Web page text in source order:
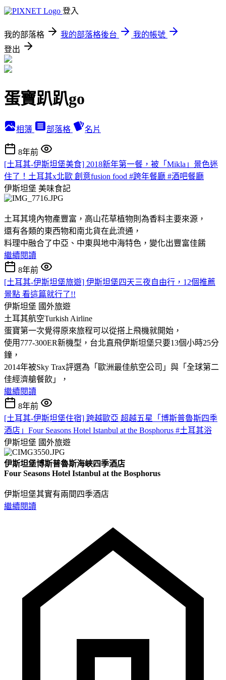
登入
我的部落格 我的部落格後台
我的帳號
登出
蛋寶趴趴go
相簿 部落格 名片
8年前
[土耳其-伊斯坦堡美食] 2018新年第一餐，被「Mikla」景色迷
住了！土耳其x北歐 創意fusion food #跨年餐廳 #酒吧餐廳
伊斯坦堡 美味食記
土耳其境內物產豐富，高山花草植物則為香料主要來源，
還有各類的東西物和南北貨在此流通，
料理中融合了中亞、中東與地中海特色，變化出豐富佳餚
繼續閱讀
8年前
[土耳其-伊斯坦堡旅遊] 伊斯坦堡四天三夜自由行，12個推薦
景點 看這篇就行了!!
伊斯坦堡 國外旅遊
土耳其航空Turkish Airline
蛋寶第一次覺得原來旅程可以從搭上飛機就開始 ，
使用777-300ER新機型，台北直飛伊斯坦堡只要13個小時25分
鐘，
2014年被Sky Trax評選為「歐洲最佳航空公司」與「全球第二
佳經濟艙餐飲」，
繼續閱讀
8年前
[土耳其-伊斯坦堡住宿] 跨越歐亞 超越五星「博斯普魯斯四季
酒店」Four Seasons Hotel Istanbul at the Bosphorus #土耳其浴
伊斯坦堡 國外旅遊
伊斯坦堡博斯普魯斯海峽四季酒店
Four Seasons Hotel Istanbul at the Bosphorus
伊斯坦堡其實有兩間四季酒店
繼續閱讀